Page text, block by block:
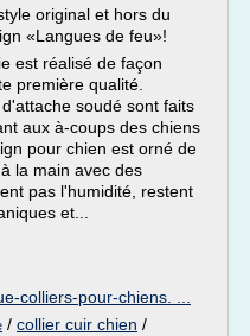
original et hors du
«Langues de feu»!
est réalisé de façon
première qualité.
soudé sont faits
aux à-coups des chiens
pour chien est orné de
la main avec des
pas l'humidité, restent
et...
colliers-pour-chiens. ...
/ collier cuir chien /